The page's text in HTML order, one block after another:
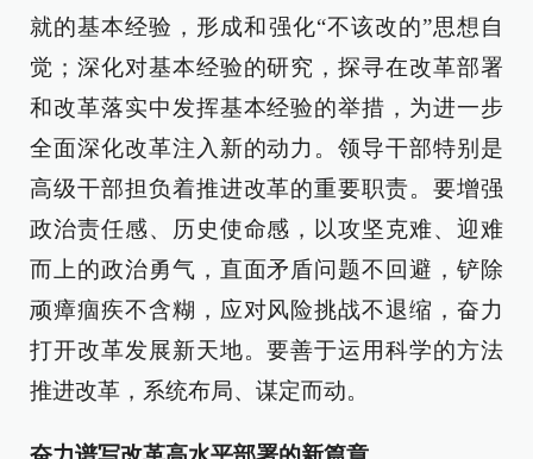
就的基本经验，形成和强化“不该改的”思想自
觉；深化对基本经验的研究，探寻在改革部署
和改革落实中发挥基本经验的举措，为进一步
全面深化改革注入新的动力。领导干部特别是
高级干部担负着推进改革的重要职责。要增强
政治责任感、历史使命感，以攻坚克难、迎难
而上的政治勇气，直面矛盾问题不回避，铲除
顽瘴痼疾不含糊，应对风险挑战不退缩，奋力
打开改革发展新天地。要善于运用科学的方法
推进改革，系统布局、谋定而动。